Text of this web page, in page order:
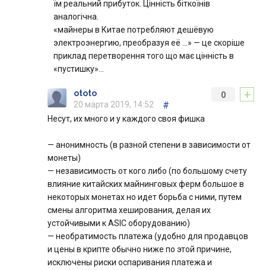
їм реальний прибуток. Цінність біткоїнів
аналогічна.
«майнеры в Китае потребляют дешёвую
электроэнергию, преобразуя её ...» — це скоріше
приклад перетворення того що має цінність в
«пустишку»…
+
0
ototo
20 марта 2019, 14:52
#
Несут, их много и у каждого своя фишка
— анонимность (в разной степени в зависимости от
монеты)
— независимость от кого либо (по большому счету
влияние китайских майнинговых ферм большое в
некоторых монетах но идет борьба с ними, путем
смены алгоритма хеширования, делая их
устойчивыми к ASIC оборудованию)
— необратимость платежа (удобно для продавцов
и цены в крипте обычно ниже по этой причине,
исключены риски оспаривания платежа и